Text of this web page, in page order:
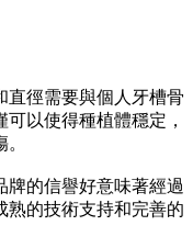
徑需要與個人牙槽骨
以使得種植體穩定，
牌的信譽好意味著經過
熟的技術支持和完善的